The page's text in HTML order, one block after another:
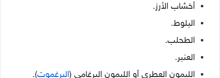
أخشاب الأرز.
البلوط.
الطحلب.
العنبر.
الليمون العطري أو الليمون البرغامي (البرغموت).